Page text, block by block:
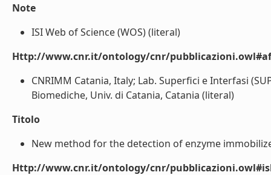
Note
ISI Web of Science (WOS) (literal)
Http://www.cnr.it/ontology/cnr/
CNRIMM Catania, Italy; Lab. Superfici e Interfasi
Biomediche, Univ. di Catania, Catania (literal)
Titolo
New method for the detection of enzyme
Http://www.cnr.it/ontology/cnr/